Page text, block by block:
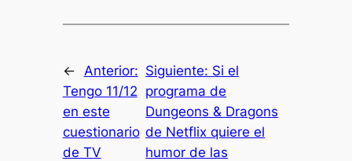
←
Anterior:
Tengo 11/12
en este
cuestionario
de TV
Siguiente: Si el
programa de
Dungeons & Dragons
de Netflix quiere el
humor de las